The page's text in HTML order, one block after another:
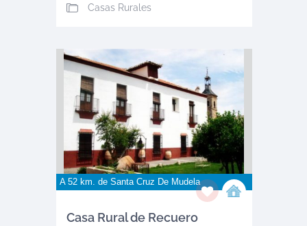
Casas Rurales
A 52 km. de Santa Cruz De Mudela
Casa Rural de Recuero